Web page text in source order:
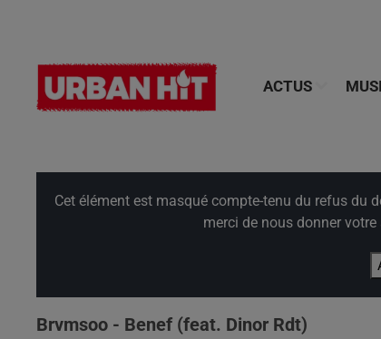
ACTUS
Cet élément est masqué compte-tenu du refus du
merci de nous donner
Brvmsoo - Benef (feat. Dinor Rdt)